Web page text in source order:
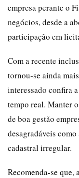
empresa perante o
negócios, desde a
participação em
Com a recente
tornou-se ainda
interessado confira
tempo real. Manter
de boa gestão
desagradáveis
cadastral irregular.
Recomenda-se que,